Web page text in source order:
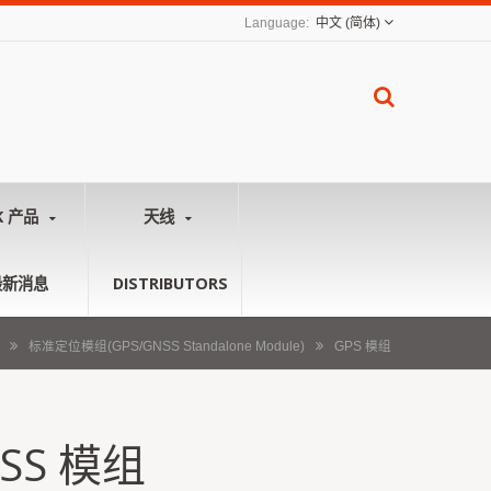
中文 (简体)
产品 天线
消息 DISTRIBUTORS
标准定位模组(GPS/GNSS Standalone Module) GPS 模组
模组